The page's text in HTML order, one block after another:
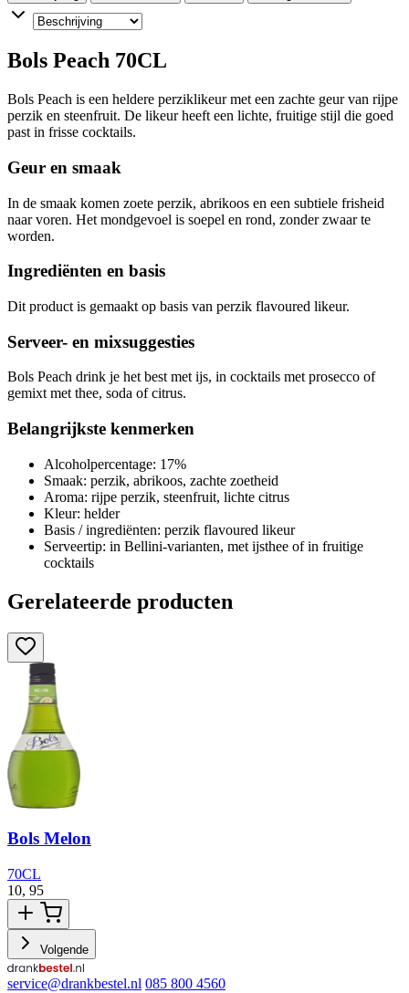
Bols Peach 70CL
Bols Peach is een heldere perziklikeur met een zachte geur van rijpe
perzik en steenfruit. De likeur heeft een lichte, fruitige stijl die goed
past in frisse cocktails.
Geur en smaak
In de smaak komen zoete perzik, abrikoos en een subtiele frisheid
naar voren. Het mondgevoel is soepel en rond, zonder zwaar te
worden.
Ingrediënten en basis
Dit product is gemaakt op basis van perzik flavoured likeur.
Serveer- en mixsuggesties
Bols Peach drink je het best met ijs, in cocktails met prosecco of
gemixt met thee, soda of citrus.
Belangrijkste kenmerken
Alcoholpercentage: 17%
Smaak: perzik, abrikoos, zachte zoetheid
Aroma: rijpe perzik, steenfruit, lichte citrus
Kleur: helder
Basis / ingrediënten: perzik flavoured likeur
Serveertip: in Bellini-varianten, met ijsthee of in fruitige
cocktails
Gerelateerde producten
Bols Melon
70CL
10, 95
Volgende
service@drankbestel.nl 085 800 4560